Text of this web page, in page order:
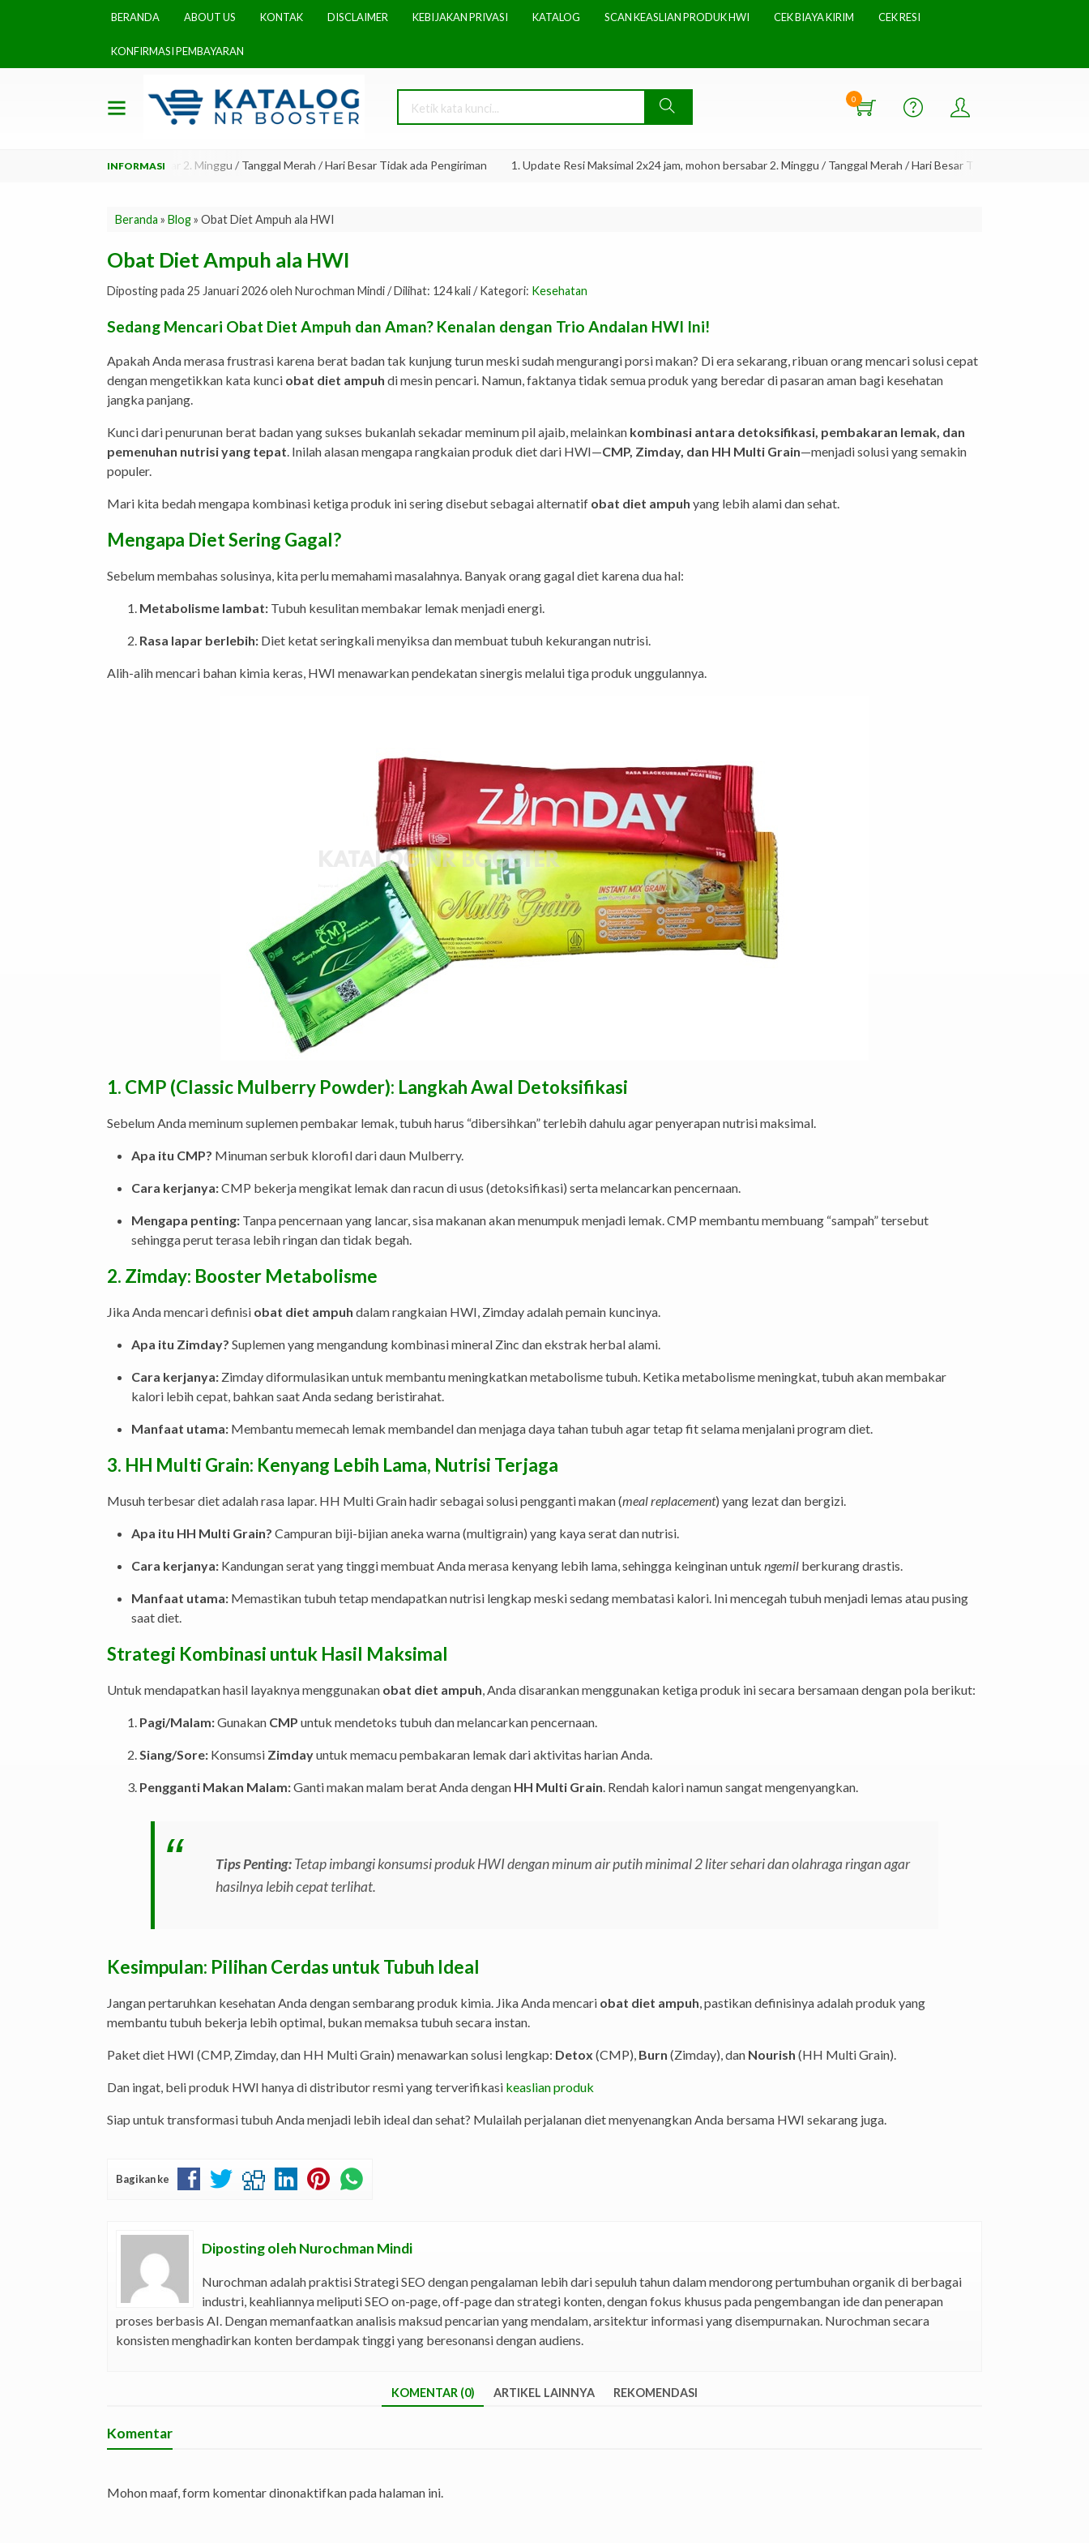
BERANDA ABOUT US KONTAK DISCLAIMER KEBIJAKAN PRIVASI KATALOG SCAN KEASLIAN PRODUK HWI CEK BIAYA KIRIM CEK RESI
KONFIRMASI PEMBAYARAN
0
2x24 jam, mohon bersabar 2. Minggu / Tanggal Merah / Hari Besar Tidak ada Pengiriman 1. Update Resi Maksimal 2x24 jam, mohon bersabar 2. Minggu / Tanggal Merah / Hari Besar Tidak ada Pengiriman
Beranda » Blog» Obat Diet Ampuh ala HWI
Obat Diet Ampuh ala HWI
Diposting pada 25 Januari 2026 oleh Nurochman Mindi / Dilihat: 124 kali / Kategori: Kesehatan
Sedang Mencari Obat Diet Ampuh dan Aman? Kenalan dengan Trio Andalan HWI Ini!
Apakah Anda merasa frustrasi karena berat badan tak kunjung turun meski sudah mengurangi porsi makan? Di era sekarang, ribuan orang mencari solusi cepat
dengan mengetikkan kata kunci obat diet ampuh di mesin pencari. Namun, faktanya tidak semua produk yang beredar di pasaran aman bagi kesehatan
jangka panjang.
Kunci dari penurunan berat badan yang sukses bukanlah sekadar meminum pil ajaib, melainkan kombinasi antara detoksifikasi, pembakaran lemak, dan
pemenuhan nutrisi yang tepat. Inilah alasan mengapa rangkaian produk diet dari HWI—CMP, Zimday, dan HH Multi Grain—menjadi solusi yang semakin
populer.
Mari kita bedah mengapa kombinasi ketiga produk ini sering disebut sebagai alternatif obat diet ampuh yang lebih alami dan sehat.
Mengapa Diet Sering Gagal?
Sebelum membahas solusinya, kita perlu memahami masalahnya. Banyak orang gagal diet karena dua hal:
Metabolisme lambat: Tubuh kesulitan membakar lemak menjadi energi.
Rasa lapar berlebih: Diet ketat seringkali menyiksa dan membuat tubuh kekurangan nutrisi.
Alih-alih mencari bahan kimia keras, HWI menawarkan pendekatan sinergis melalui tiga produk unggulannya.
1. CMP (Classic Mulberry Powder): Langkah Awal Detoksifikasi
Sebelum Anda meminum suplemen pembakar lemak, tubuh harus “dibersihkan” terlebih dahulu agar penyerapan nutrisi maksimal.
Apa itu CMP? Minuman serbuk klorofil dari daun Mulberry.
Cara kerjanya:CMP bekerja mengikat lemak dan racun di usus (detoksifikasi) serta melancarkan pencernaan.
Mengapa penting: Tanpa pencernaan yang lancar, sisa makanan akan menumpuk menjadi lemak. CMP membantu membuang “sampah” tersebut
sehingga perut terasa lebih ringan dan tidak begah.
2. Zimday: Booster Metabolisme
Jika Anda mencari definisi obat diet ampuh dalam rangkaian HWI, Zimday adalah pemain kuncinya.
Apa itu Zimday? Suplemen yang mengandung kombinasi mineral Zinc dan ekstrak herbal alami.
Cara kerjanya: Zimday diformulasikan untuk membantu meningkatkan metabolisme tubuh. Ketika metabolisme meningkat, tubuh akan membakar
kalori lebih cepat, bahkan saat Anda sedang beristirahat.
Manfaat utama: Membantu memecah lemak membandel dan menjaga daya tahan tubuh agar tetap fit selama menjalani program diet.
3. HH Multi Grain: Kenyang Lebih Lama, Nutrisi Terjaga
Musuh terbesar diet adalah rasa lapar. HH Multi Grain hadir sebagai solusi pengganti makan (meal replacement) yang lezat dan bergizi.
Apa itu HH Multi Grain? Campuran biji-bijian aneka warna (multigrain) yang kaya serat dan nutrisi.
Cara kerjanya: Kandungan serat yang tinggi membuat Anda merasa kenyang lebih lama, sehingga keinginan untuk ngemil berkurang drastis.
Manfaat utama: Memastikan tubuh tetap mendapatkan nutrisi lengkap meski sedang membatasi kalori. Ini mencegah tubuh menjadi lemas atau pusing
saat diet.
Strategi Kombinasi untuk Hasil Maksimal
Untuk mendapatkan hasil layaknya menggunakan obat diet ampuh, Anda disarankan menggunakan ketiga produk ini secara bersamaan dengan pola berikut:
Pagi/Malam:Gunakan CMP untuk mendetoks tubuh dan melancarkan pencernaan.
Siang/Sore: Konsumsi Zimdayuntuk memacu pembakaran lemak dari aktivitas harian Anda.
Pengganti Makan Malam:Ganti makan malam berat Anda dengan HH Multi Grain. Rendah kalori namun sangat mengenyangkan.
Tips Penting:Tetap imbangi konsumsi produk HWI dengan minum air putih minimal 2 liter sehari dan olahraga ringan agar
hasilnya lebih cepat terlihat.
Kesimpulan: Pilihan Cerdas untuk Tubuh Ideal
Jangan pertaruhkan kesehatan Anda dengan sembarang produk kimia. Jika Anda mencari obat diet ampuh, pastikan definisinya adalah produk yang
membantu tubuh bekerja lebih optimal, bukan memaksa tubuh secara instan.
Paket diet HWI (CMP, Zimday, dan HH Multi Grain) menawarkan solusi lengkap: Detox (CMP), Burn (Zimday), dan Nourish (HH Multi Grain).
Dan ingat, beli produk HWI hanya di distributor resmi yang terverifikasi keaslian produk
Siap untuk transformasi tubuh Anda menjadi lebih ideal dan sehat? Mulailah perjalanan diet menyenangkan Anda bersama HWI sekarang juga.
Bagikan ke
Diposting oleh Nurochman Mindi
Nurochman adalah praktisi Strategi SEO dengan pengalaman lebih dari sepuluh tahun dalam mendorong pertumbuhan organik di berbagai
industri, keahliannya meliputi SEO on-page, off-page dan strategi konten, dengan fokus khusus pada pengembangan ide dan penerapan
proses berbasis AI. Dengan memanfaatkan analisis maksud pencarian yang mendalam, arsitektur informasi yang disempurnakan. Nurochman secara
konsisten menghadirkan konten berdampak tinggi yang beresonansi dengan audiens.
KOMENTAR (0) ARTIKEL LAINNYA REKOMENDASI
Komentar
Mohon maaf, form komentar dinonaktifkan pada halaman ini.